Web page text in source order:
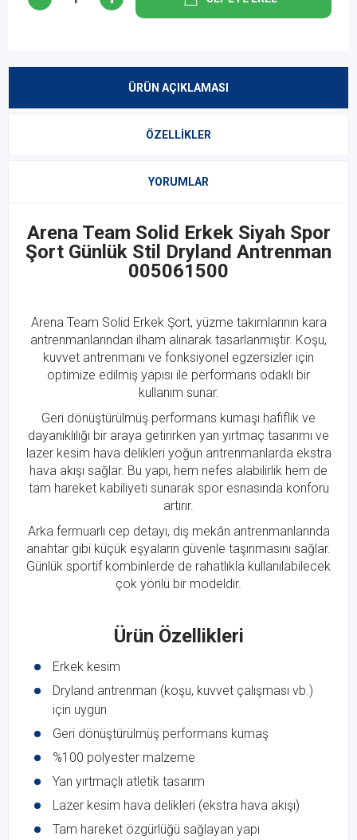
ÜRÜN AÇIKLAMASI
ÖZELLIKLER
YORUMLAR
Arena Team Solid Erkek Siyah Spor
Şort Günlük Stil Dryland Antrenman
005061500
Arena Team Solid Erkek Şort, yüzme takımlarının kara
antrenmanlarından ilham alınarak tasarlanmıştır. Koşu,
kuvvet antrenmanı ve fonksiyonel egzersizler için
optimize edilmiş yapısı ile performans odaklı bir
kullanım sunar.
Geri dönüştürülmüş performans kumaşı hafiflik ve
dayanıklılığı bir araya getirirken yan yırtmaç tasarımı ve
lazer kesim hava delikleri yoğun antrenmanlarda ekstra
hava akışı sağlar. Bu yapı, hem nefes alabilirlik hem de
tam hareket kabiliyeti sunarak spor esnasında konforu
artırır.
Arka fermuarlı cep detayı, dış mekân antrenmanlarında
anahtar gibi küçük eşyaların güvenle taşınmasını sağlar.
Günlük sportif kombinlerde de rahatlıkla kullanılabilecek
çok yönlü bir modeldir.
Ürün Özellikleri
Erkek kesim
Dryland antrenman (koşu, kuvvet çalışması vb.)
için uygun
Geri dönüştürülmüş performans kumaş
%100 polyester malzeme
Yan yırtmaçlı atletik tasarım
Lazer kesim hava delikleri (ekstra hava akışı)
Tam hareket özgürlüğü sağlayan yapı